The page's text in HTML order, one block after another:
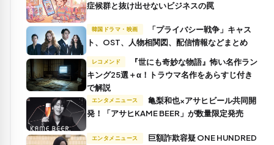
症候群と抜け出せないビジネスの罠
韓国ドラマ・映画
ト、OST、人物相関図、配信情報などまとめ
レコメンド
キング25選＋α！トラウマ名作をあらすじ付き
で解説
エンタメニュース
発！「アサヒKAME BEER」が数量限定発売
エンタメニュース